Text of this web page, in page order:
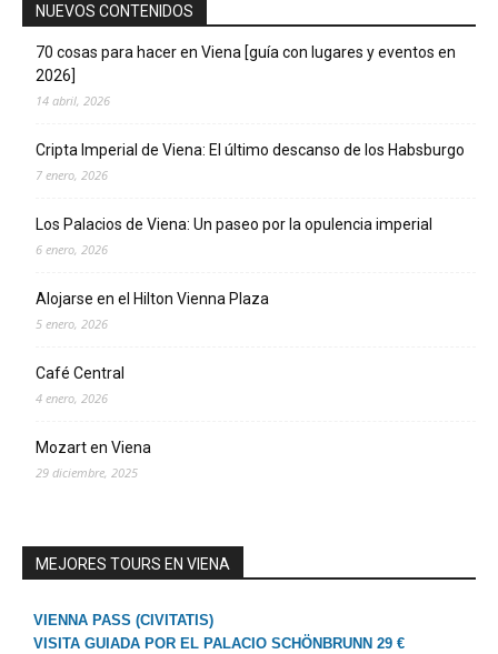
NUEVOS CONTENIDOS
70 cosas para hacer en Viena [guía con lugares y eventos en
2026]
14 abril, 2026
Cripta Imperial de Viena: El último descanso de los Habsburgo
7 enero, 2026
Los Palacios de Viena: Un paseo por la opulencia imperial
6 enero, 2026
Alojarse en el Hilton Vienna Plaza
5 enero, 2026
Café Central
4 enero, 2026
Mozart en Viena
29 diciembre, 2025
MEJORES TOURS EN VIENA
VIENNA PASS (CIVITATIS)
VISITA GUIADA POR EL PALACIO SCHÖNBRUNN 29 €